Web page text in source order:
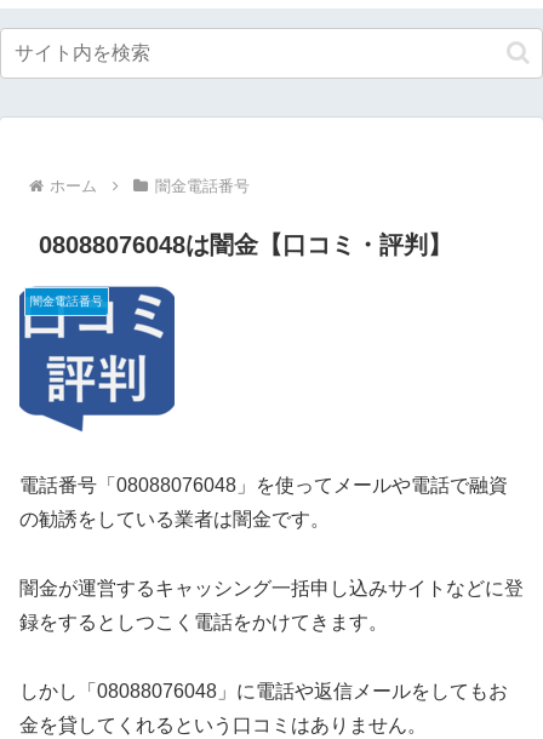
ホーム 闇金電話番号
08088076048は闇金【口コミ・評判】
闇金電話番号
電話番号「08088076048」を使ってメールや電話で融資
の勧誘をしている業者は闇金です。
闇金が運営するキャッシング一括申し込みサイトなどに登
録をするとしつこく電話をかけてきます。
しかし「08088076048」に電話や返信メールをしてもお
金を貸してくれるという口コミはありません。